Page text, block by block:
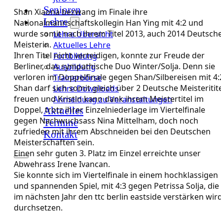
Senioren
Lehre
Lehre Übersicht
Aktuelles Lehre
Fortbildung
Ausbildung
Trainerbörse
Lehre Downloads
Anmeldung zu Veranstaltungen
Aktuelles
Termine
Kontakt
Shan Xiaona bezwang im Finale ihre
Nationalmannschaftskollegin Han Ying mit 4:2 und
wurde somit nach ihrem Titel 2013, auch 2014
Meisterin.
Ihren Titel nicht verteidigen, konnte zur Freude der
Berliner, das sympathische Duo Winter/Solja. Denn sie
verloren im Doppelfinale gegen Shan/Silbereisen mit
Shan darf sich somit gleich über 2 Deutsche
freuen und Kristin kann dank ihrem Meistertitel im
Doppel, trotz ihrer Einzelniederlage im Viertelfinale
gegen Nachwuchsass Nina Mittelham, doch noch
zufrieden mit ihrem Abschneiden bei den Deutschen
Meisterschaften sein.
Einen sehr guten 3. Platz im Einzel erreichte unser
Abwehrass Irene Ivancan.
Sie konnte sich im Viertelfinale in einem hochklassigen
und spannenden Spiel, mit 4:3 gegen Petrissa Solja, die
im nächsten Jahr den ttc berlin eastside verstärken
durchsetzen.